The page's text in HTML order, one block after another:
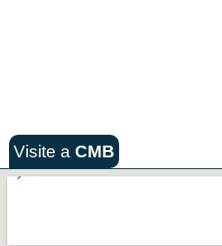
Visite a CMB